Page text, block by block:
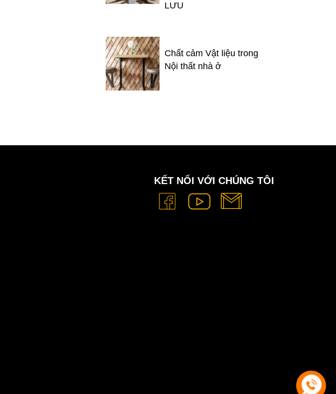
LƯU
Chất cảm Vật liệu trong
Nội thất nhà ở
KẾT NỐI VỚI CHÚNG TÔI